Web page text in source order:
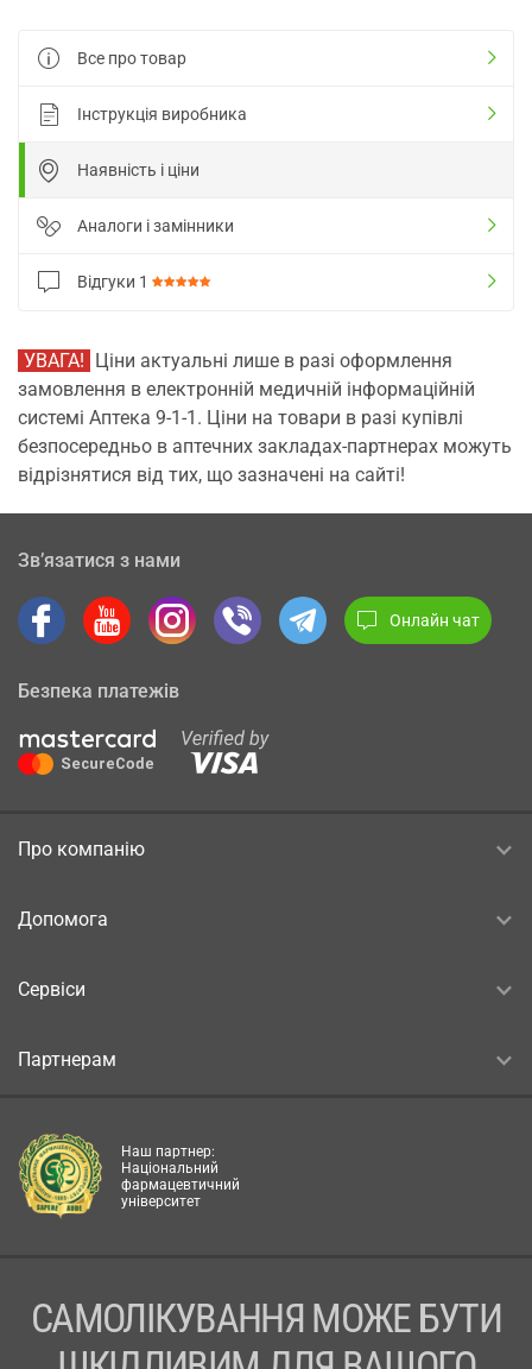
Все про товар
Інструкція виробника
Наявність і ціни
Аналоги і замінники
Відгуки 1
УВАГА! Ціни актуальні лише в разі оформлення
замовлення в електронній медичній інформаційній
системі Аптека 9-1-1. Ціни на товари в разі купівлі
безпосередньо в аптечних закладах-партнерах можуть
відрізнятися від тих, що зазначені на сайті!
Зв’язатися з нами
Онлайн чат
Безпека платежів
Про компанію
Допомога
Сервіси
Партнерам
Наш партнер:
Національний
фармацевтичний
університет
САМОЛІКУВАННЯ МОЖЕ БУТИ